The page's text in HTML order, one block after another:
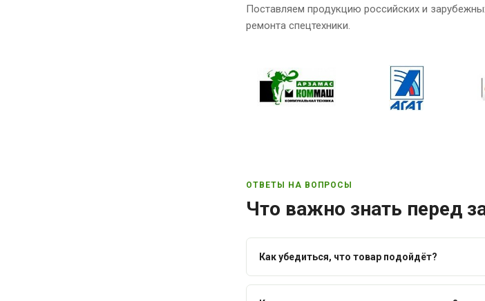
Поставляем продукцию российских и
ремонта спецтехники.
ОТВЕТЫ НА ВОПРОСЫ
Что важно знать перед
Как убедиться, что товар подойдёт?